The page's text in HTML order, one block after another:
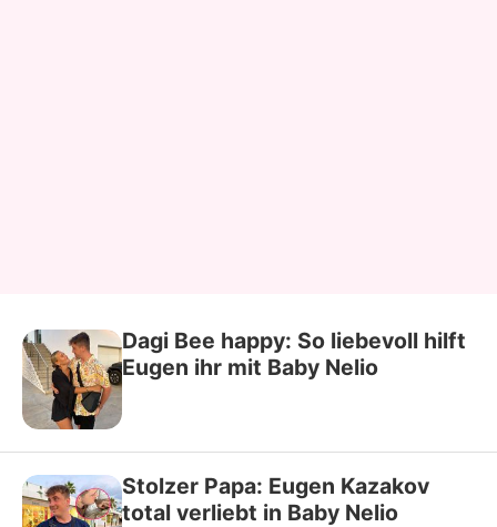
Dagi Bee happy: So liebevoll hilft
Eugen ihr mit Baby Nelio
Stolzer Papa: Eugen Kazakov
total verliebt in Baby Nelio